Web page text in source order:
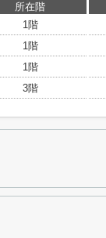
所在階
1階
1階
1階
3階